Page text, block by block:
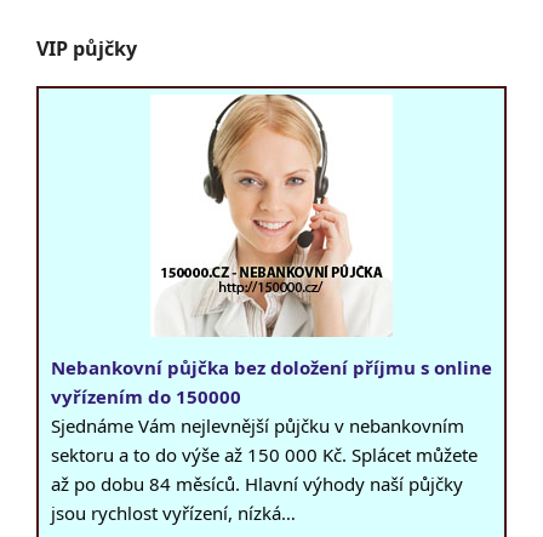
VIP půjčky
Nebankovní půjčka bez doložení příjmu s online
vyřízením do 150000
Sjednáme Vám nejlevnější půjčku v nebankovním
sektoru a to do výše až 150 000 Kč. Splácet můžete
až po dobu 84 měsíců. Hlavní výhody naší půjčky
jsou rychlost vyřízení, nízká…